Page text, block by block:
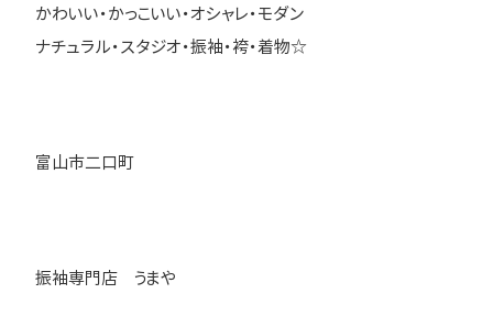
かわいい・かっこいい・オシャレ・モダン
ナチュラル・スタジオ・振袖・袴・着物☆
富山市二口町
振袖専門店 うまや